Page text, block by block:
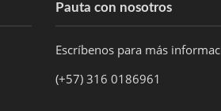
Pauta con nosotros
Escríbenos para más
(+57) 316 0186961